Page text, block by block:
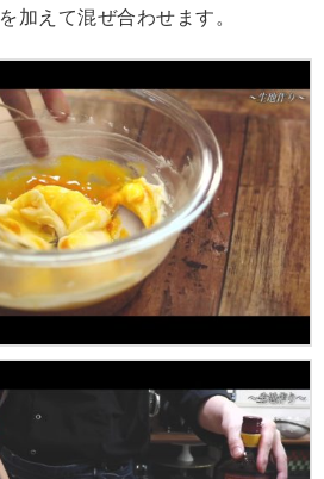
加えて混ぜ合わせます。